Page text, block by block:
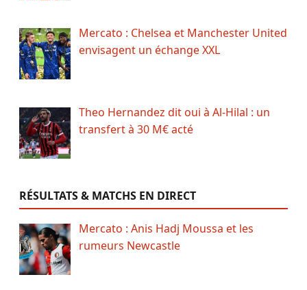
Mercato : Chelsea et Manchester United
envisagent un échange XXL
Theo Hernandez dit oui à Al-Hilal : un
transfert à 30 M€ acté
RÉSULTATS & MATCHS EN DIRECT
Mercato : Anis Hadj Moussa et les
rumeurs Newcastle